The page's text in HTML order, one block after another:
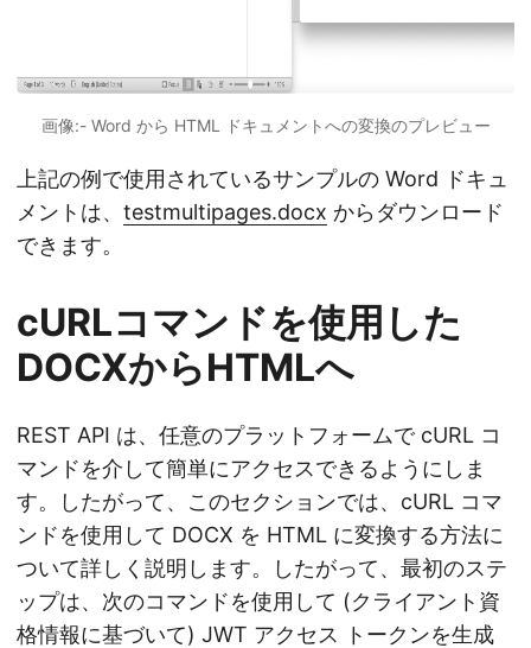
画像:- Word から HTML ドキュメントへの変換のプレビュー
上記の例で使用されているサンプルの Word ドキュ
メントは、 testmultipages.docx からダウンロード
できます。
cURLコマンドを使用した
DOCXからHTMLへ
REST API は、任意のプラットフォームで cURL コ
マンドを介して簡単にアクセスできるようにしま
す。したがって、このセクションでは、cURL コマ
ンドを使用して DOCX を HTML に変換する方法に
ついて詳しく説明します。したがって、最初のステ
ップは、次のコマンドを使用して (クライアント資
格情報に基づいて) JWT アクセス トークンを生成